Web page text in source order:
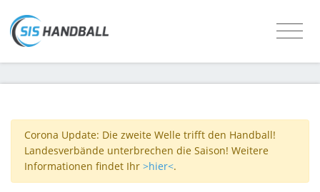
Corona Update: Die zweite Welle trifft den Handball!
Landesverbände unterbrechen die Saison! Weitere
Informationen findet Ihr >hier<.